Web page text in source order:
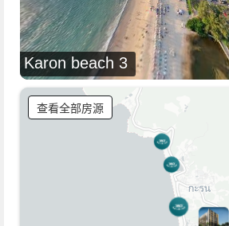
Karon beach 3
查看全部房源